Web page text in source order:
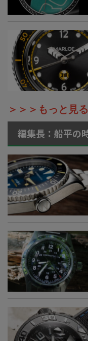
＞＞＞もっと見る
編集長：船平の